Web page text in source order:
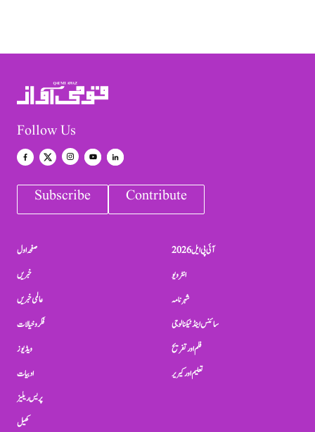
Follow Us
Subscribe Contribute
صفحہ اول
خبریں
عالمی خبریں
فکر و خیالات
ویڈیوز
ادبیات
پریس ریلیز
کھیل
آئی پی ایل 2026
انٹرویو
شہرنامہ
سائنس اینڈ ٹیکنالوجی
فلم اور تفریح
تعلیم اور کیریر